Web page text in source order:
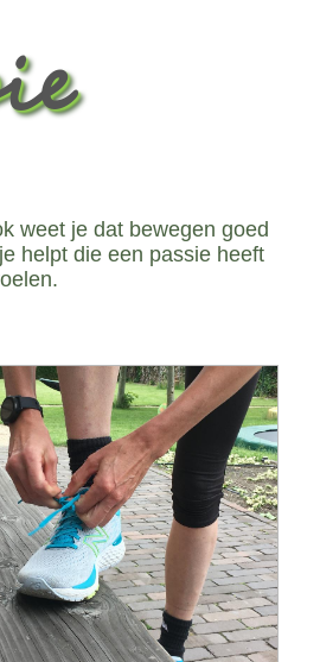
weet je dat bewegen goed
helpt die een passie heeft